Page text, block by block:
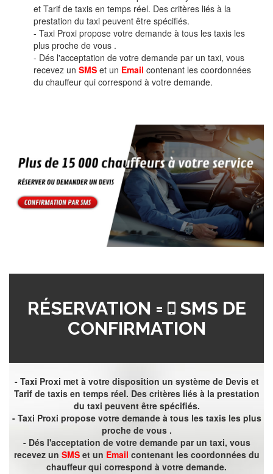
et Tarif de taxis en temps réel. Des critères liés à la
prestation du taxi peuvent être spécifiés.
- Taxi Proxi propose votre demande à tous les taxis les
plus proche de vous .
- Dés l'acceptation de votre demande par un taxi, vous
recevez un SMS et un Email contenant les coordonnées
du chauffeur qui correspond à votre demande.
RÉSERVATION =
SMS DE
CONFIRMATION
- Taxi Proxi met à votre disposition un système de Devis et
Tarif de taxis en temps réel. Des critères liés à la prestation
du taxi peuvent être spécifiés.
- Taxi Proxi propose votre demande à tous les taxis les plus
proche de vous .
- Dés l'acceptation de votre demande par un taxi, vous
recevez un SMSet un Email contenant les coordonnées du
chauffeur qui correspond à votre demande.